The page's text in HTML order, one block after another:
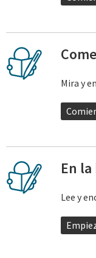
Mira y
En
Lee y